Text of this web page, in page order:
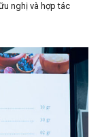
nghị và hợp tác